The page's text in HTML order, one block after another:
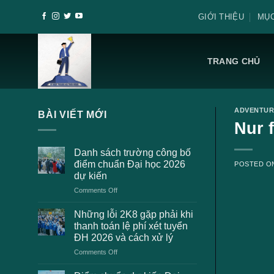
GIỚI THIỆU
TRANG CHỦ
BÀI VIẾT MỚI
Danh sách trường công bố
điểm chuẩn Đại học 2026
dự kiến
Comments Offon
sách
trường
công
bố
điểm
Đại
Những lỗi 2K8 gặp phải khi
thanh toán lệ phí xét tuyển
ĐH 2026 và cách xử lý
Comments Offon
lỗi
Nur
POSTED